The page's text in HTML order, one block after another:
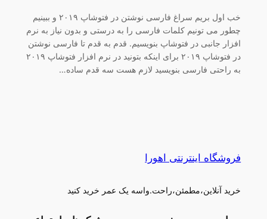
خب اول بریم سراغ فارسی نوشتن در فتوشاپ ۲۰۱۹ و ببینیم
چطور می تونیم کلمات فارسی را به درستی و بدون نیاز به نرم
افزار جانبی در فتوشاپ بنویسیم. قدم به قدم تا فارسی نوشتن
در فتوشاپ ۲۰۱۹ برای اینکه بتونید در نرم افزار فتوشاپ ۲۰۱۹
به راحتی فارسی بنویسید لازم هست سه قدم ساده…
فروشگاه اینترنتی اهورا
خرید آنلاین،مطمئن،راحت.واسه یک عمر خرید کنید